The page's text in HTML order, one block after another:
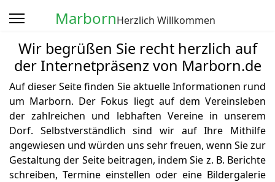
MarbornHerzlich Willkommen
Wir begrüßen Sie recht herzlich auf
der Internetpräsenz von Marborn.de
Auf dieser Seite finden Sie aktuelle Informationen rund
um Marborn. Der Fokus liegt auf dem Vereinsleben
der zahlreichen und lebhaften Vereine in unserem
Dorf. Selbstverständlich sind wir auf Ihre Mithilfe
angewiesen und würden uns sehr freuen, wenn Sie zur
Gestaltung der Seite beitragen, indem Sie z. B. Berichte
schreiben, Termine einstellen oder eine Bildergalerie